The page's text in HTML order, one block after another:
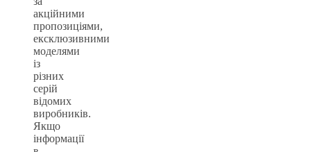
акційними
пропозиціями,
ексклюзивними
моделями
із
різних
серій
відомих
виробників.
Якщо
інформації